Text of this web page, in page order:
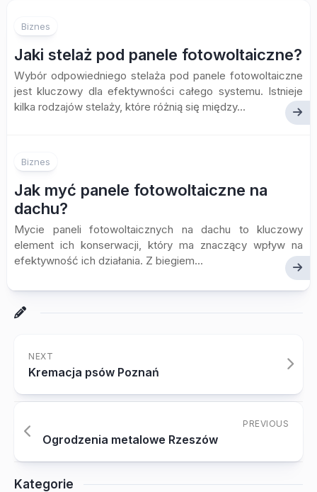
Biznes
Jaki stelaż pod panele fotowoltaiczne?
Wybór odpowiedniego stelaża pod panele fotowoltaiczne
jest kluczowy dla efektywności całego systemu. Istnieje
kilka rodzajów stelaży, które różnią się między...
Biznes
Jak myć panele fotowoltaiczne na
dachu?
Mycie paneli fotowoltaicznych na dachu to kluczowy
element ich konserwacji, który ma znaczący wpływ na
efektywność ich działania. Z biegiem...
NEXT
Kremacja psów Poznań
PREVIOUS
Ogrodzenia metalowe Rzeszów
Kategorie